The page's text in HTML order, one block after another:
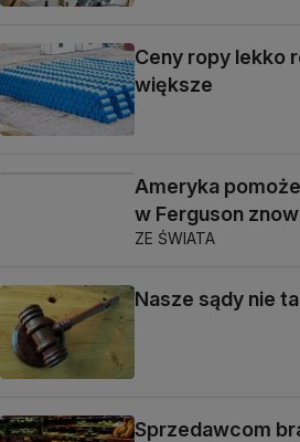
Ceny ropy lekko
większe
Ameryka
w Ferguson
ZE ŚWIATA
Nasze sądy nie
Sprzedawcom